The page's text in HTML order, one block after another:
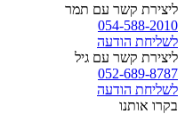
ליצירת קשר עם תמר
054-588-2010
לשליחת הודעה
ליצירת קשר עם גיל
052-689-8787
לשליחת הודעה
בקרו אותנו